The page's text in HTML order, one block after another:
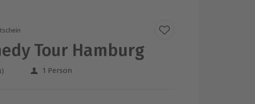
Tour Hamburg
von 5 aus 13 Bewertungen
1 Person